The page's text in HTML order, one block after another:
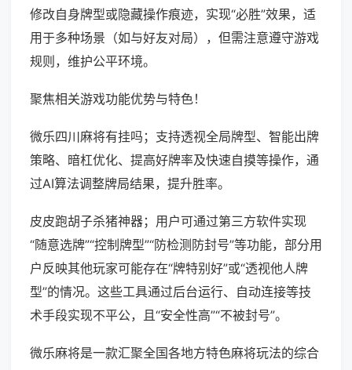
修改自身牌型或隐藏操作痕迹，实现“必胜”效果，适
用于多种场景（如与好友对局），但需注意遵守游戏
规则，维护公平环境。
聚焦相关游戏功能优势与特色！
微乐四川麻将有挂吗；支持透视全局牌型、智能出牌
策略、暗杠优化、提高好牌率及快速自摸等操作，通
过AI算法调整牌局结果，提升胜率。
皮皮跑胡子杀猪神器；用户可通过第三方软件实现
“随意选牌”“控制牌型”“防检测防封号”等功能，部分用
户反映其他玩家可能存在“牌特别好”或“透视他人牌
型”的情况。这些工具通过后台运行、自动连接等技
术手段实现不平公，且“安全性高”“不被封号”。
微乐麻将是一款汇聚全国各地方特色麻将玩法的综合